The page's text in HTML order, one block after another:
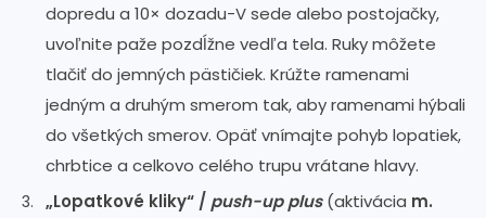
dopredu a 10× dozadu-V sede alebo postojačky,
uvoľnite paže pozdĺžne vedľa tela. Ruky môžete
tlačiť do jemných pästičiek. Krúžte ramenami
jedným a druhým smerom tak, aby ramenami hýbali
do všetkých smerov. Opäť vnímajte pohyb lopatiek,
chrbtice a celkovo celého trupu vrátane hlavy.
„Lopatkové kliky“ / push-up plus(aktivácia m.